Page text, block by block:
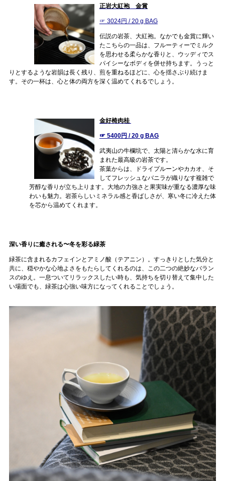
正岩大紅袍 金賞
☞ 3024円 / 20 g BAG
伝説の岩茶、大紅袍。なかでも金賞に輝い
たこちらの一品は、フルーティーでミルク
を思わせる柔らかな香りと、ウッディでス
パイシーなボディを併せ持ちます。うっと
りとするような岩韻は長く残り、煎を重ねるほどに、心を揺さぶり続けま
す。その一杯は、心と体の両方を深く温めてくれるでしょう。
金好椅肉桂
☞ 5400円 / 20 g BAG
武夷山の牛欄坑で、太陽と清らかな水に育
まれた最高級の岩茶です。
茶葉からは、ドライプルーンやカカオ、そ
してフレッシュなバニラが織りなす複雑で
芳醇な香りが立ち上ります。大地の力強さと果実味が重なる濃厚な味
わいも魅力。岩茶らしいミネラル感と香ばしさが、寒い冬に冷えた体
を芯から温めてくれます。
深い香りに癒される〜冬を彩る緑茶
緑茶に含まれるカフェインとアミノ酸（テアニン）。すっきりとした気分と
共に、穏やかな心地よさをもたらしてくれるのは、この二つの絶妙なバラン
スのゆえ。一息ついてリラックスしたい時も、気持ちを切り替えて集中した
い場面でも、緑茶は心強い味方になってくれることでしょう。